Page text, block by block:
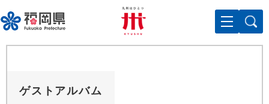
ー
ジ
の
メニューを飛ばして本文へ
ゲストアルバム